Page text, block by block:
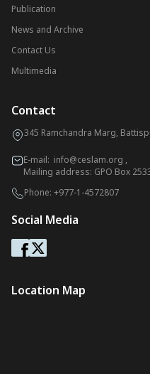
Publication
News and Archive
Contact Us
Multimedia
Contact
345 Ramchandra Marg,
E-mail: info@ceslam.org ,
Mailing address: GPO Box
Phone: +977-1-4572807
Social Media
Location Map